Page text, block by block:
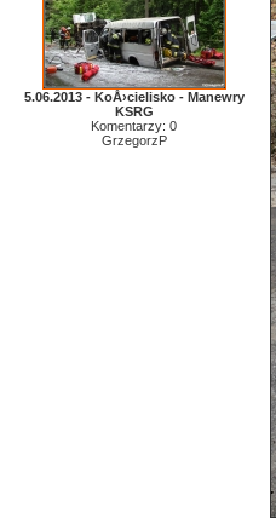
5.06.2013 - KoÅ›cielisko - Manewry
KSRG
Komentarzy: 0
GrzegorzP